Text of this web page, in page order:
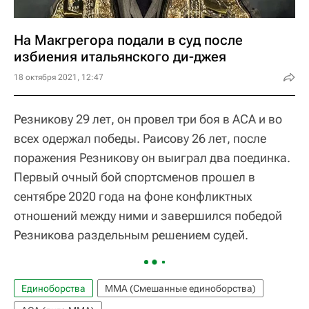
На Макгрегора подали в суд после
избиения итальянского ди-джея
18 октября 2021, 12:47
Резникову 29 лет, он провел три боя в АСА и во
всех одержал победы. Раисову 26 лет, после
поражения Резникову он выиграл два поединка.
Первый очный бой спортсменов прошел в
сентябре 2020 года на фоне конфликтных
отношений между ними и завершился победой
Резникова раздельным решением судей.
Единоборства
ММА (Смешанные единоборства)